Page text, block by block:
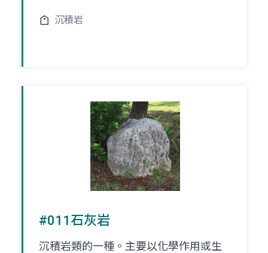
沉積岩
#011石灰岩
沉積岩類的一種。主要以化學作用或生